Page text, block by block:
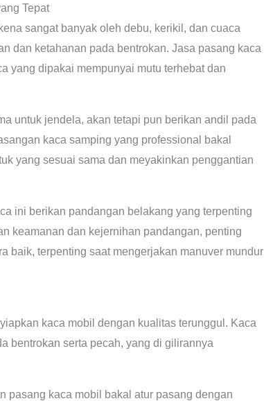
Tepat
sangat banyak oleh debu, kerikil, dan cuaca
dan ketahanan pada bentrokan. Jasa pasang kaca
yang dipakai mempunyai mutu terhebat dan
untuk jendela, akan tetapi pun berikan andil pada
kaca samping yang professional bakal
yang sesuai sama dan meyakinkan penggantian
ini berikan pandangan belakang yang terpenting
keamanan dan kejernihan pandangan, penting
baik, terpenting saat mengerjakan manuver mundur
kaca mobil dengan kualitas terunggul. Kaca
bentrokan serta pecah, yang di gilirannya
pasang kaca mobil bakal atur pasang dengan